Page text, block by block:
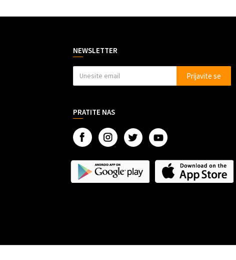
NEWSLETTER
Prijavite se
PRATITE NAS